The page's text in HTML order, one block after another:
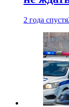
2 года спустя